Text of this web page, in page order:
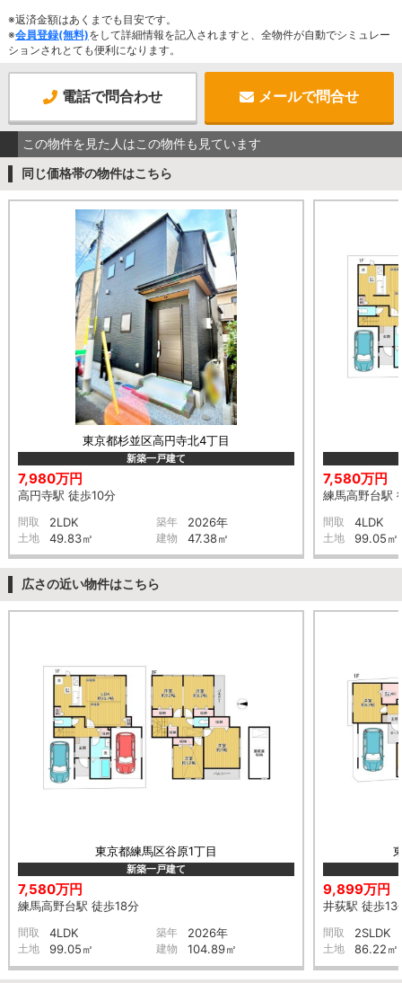
※返済金額はあくまでも目安です。
※会員登録(無料)をして詳細情報を記入されますと、全物件が自動でシミュレー
ションされとても便利になります。
電話で問合わせ メールで問合せ
この物件を見た人はこの物件も見ています
同じ価格帯の物件はこちら
東京都杉並区高円寺北4丁目
新築一戸建て
7,980万円
高円寺駅 徒歩10分
間取 2LDK 築年 2026年
土地 49.83㎡ 建物 47.38㎡
7,580万円
練馬高野台駅
間取 4LDK
土地 99.05㎡
広さの近い物件はこちら
東京都練馬区谷原1丁目
新築一戸建て
7,580万円
練馬高野台駅 徒歩18分
間取 4LDK 築年 2026年
土地 99.05㎡ 建物 104.89㎡
9,899万円
井荻駅 徒歩13
間取 2SLDK
土地 86.22㎡